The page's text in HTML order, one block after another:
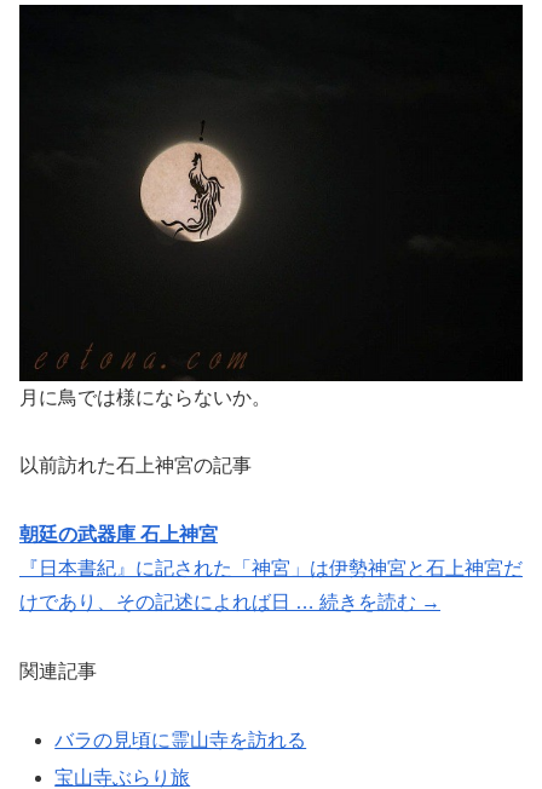
月に鳥では様にならないか。
以前訪れた石上神宮の記事
朝廷の武器庫 石上神宮
『日本書紀』に記された「神宮」は伊勢神宮と石上神宮だ
けであり、その記述によれば日 … 続きを読む →
関連記事
バラの見頃に霊山寺を訪れる
宝山寺ぶらり旅